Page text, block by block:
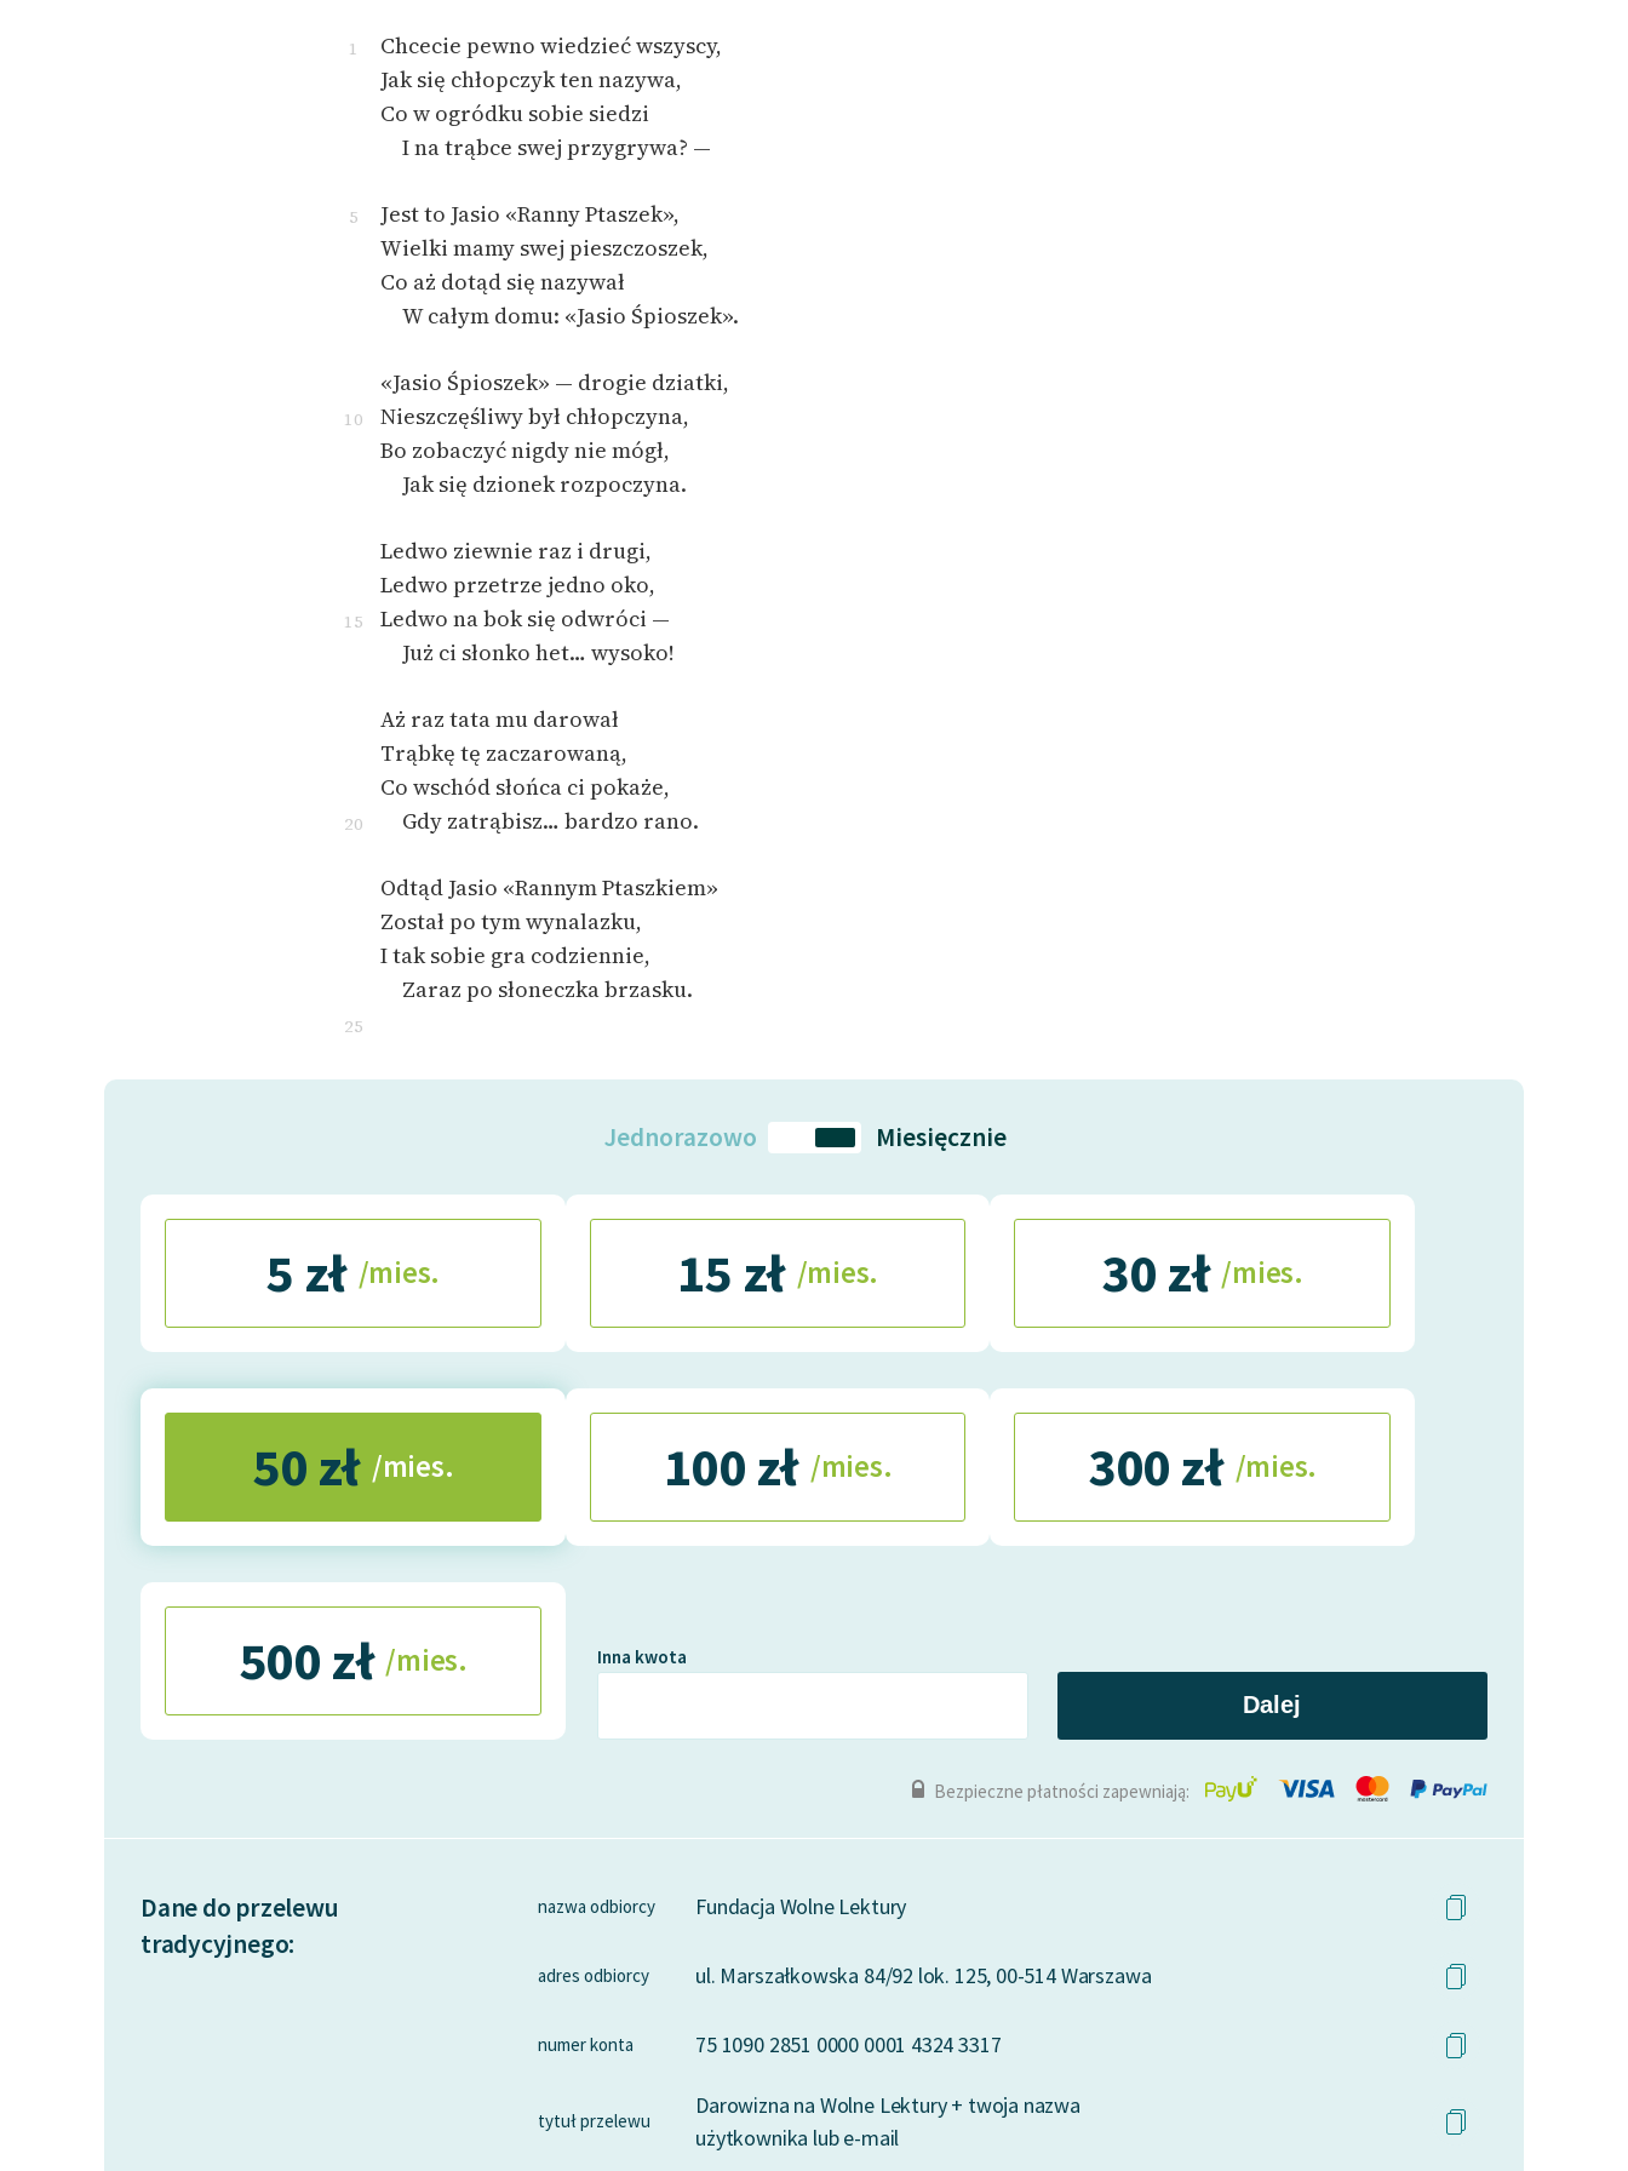
1
Chcecie pewno wiedzieć wszyscy,
Jak się chłopczyk ten nazywa,
Co w ogródku sobie siedzi
I na trąbce swej przygrywa? —
5
Jest to Jasio «Ranny Ptaszek»,
Wielki mamy swej pieszczoszek,
Co aż dotąd się nazywał
W całym domu: «Jasio Śpioszek».
«Jasio Śpioszek» — drogie dziatki,
10
Nieszczęśliwy był chłopczyna,
Bo zobaczyć nigdy nie mógł,
Jak się dzionek rozpoczyna.
Ledwo ziewnie raz i drugi,
Ledwo przetrze jedno oko,
15
Ledwo na bok się odwróci —
Już ci słonko het… wysoko!
Aż raz tata mu darował
Trąbkę tę zaczarowaną,
Co wschód słońca ci pokaże,
20 Gdy zatrąbisz… bardzo rano.
Odtąd Jasio «Rannym Ptaszkiem»
Został po tym wynalazku,
I tak sobie gra codziennie,
Zaraz po słoneczka brzasku.
25
Jednorazowo Miesięcznie
5 zł /mies. 15 zł /mies. 30 zł /mies.
50 zł /mies. 100 zł /mies. 300 zł /mies.
500 zł /mies. Inna kwota
Dalej
Bezpieczne płatności zapewniają:
Dane do przelewu
tradycyjnego:
nazwa odbiorcy Fundacja Wolne Lektury
adres odbiorcy ul. Marszałkowska 84/92 lok. 125, 00-514 Warszawa
numer konta 75 1090 2851 0000 0001 4324 3317
tytuł przelewu
Darowizna na Wolne Lektury + twoja nazwa
użytkownika lub e-mail